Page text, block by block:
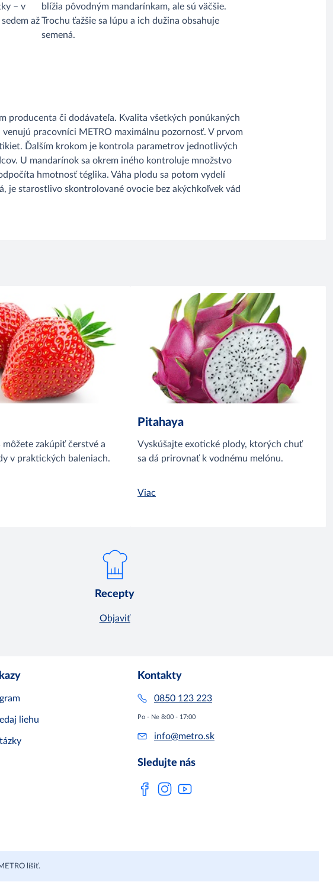
– v
až
blížia pôvodným mandarínkam, ale sú väčšie.
Trochu ťažšie sa lúpu a ich dužina obsahuje
semená.
producenta či dodávateľa. Kvalita všetkých ponúkaných
pracovníci METRO maximálnu pozornosť. V prvom
Ďalším krokom je kontrola parametrov jednotlivých
U mandarínok sa okrem iného kontroluje množstvo
hmotnosť téglika. Váha plodu sa potom vydelí
je starostlivo skontrolované ovocie bez akýchkoľvek vád
môžete zakúpiť čerstvé a
v praktických baleniach.
Pitahaya
Vyskúšajte exotické plody, ktorých chuť
sa dá prirovnať k vodnému melónu.
Viac
Recepty
Objaviť
liehu
Kontakty
0850 123 223
Po - Ne 8:00 - 17:00
info@metro.sk
Sledujte nás
líšiť.